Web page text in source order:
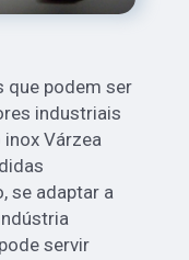
que podem ser
industriais
Várzea
se adaptar a
servir